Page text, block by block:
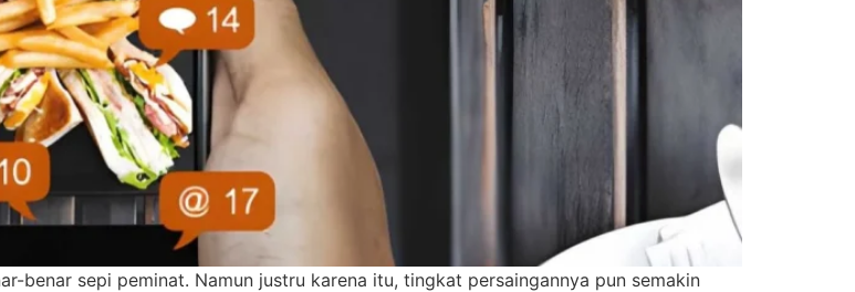
benar sepi peminat. Namun justru karena itu, tingkat persaingannya pun semakin